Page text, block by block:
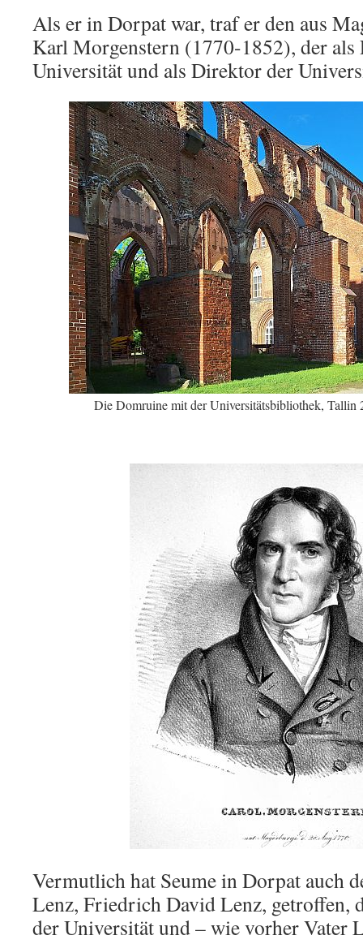
Als er in Dorpat war, traf er den aus
Karl Morgenstern (1770-1852), der als
Universität und als Direktor der
Die Domruine mit der Universitätsbibliothek,
Vermutlich hat Seume in Dorpat auch
Lenz, Friedrich David Lenz, getroffen,
der Universität und – wie vorher Vater